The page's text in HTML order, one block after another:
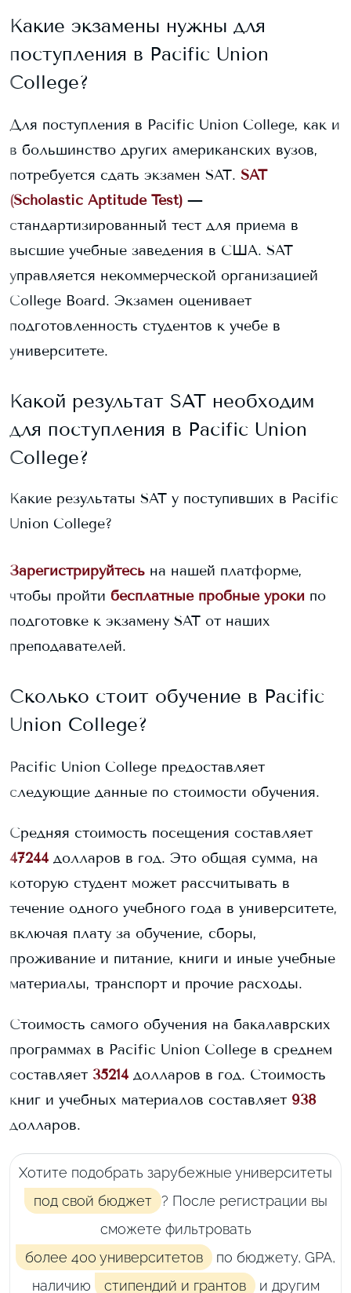
Какие экзамены нужны для
поступления в Pacific Union
College?
Для поступления в Pacific Union College, как и
в большинство других американских вузов,
потребуется сдать экзамен SAT. SAT
(Scholastic Aptitude Test) —
стандартизированный тест для приема в
высшие учебные заведения в США. SAT
управляется некоммерческой организацией
College Board. Экзамен оценивает
подготовленность студентов к учебе в
университете.
Какой результат SAT необходим
для поступления в Pacific Union
College?
Какие результаты SAT у поступивших в Pacific
Union College?
Зарегистрируйтесь на нашей платформе,
чтобы пройти бесплатные пробные уроки по
подготовке к экзамену SAT от наших
преподавателей.
Сколько стоит обучение в Pacific
Union College?
Pacific Union College предоставляет
следующие данные по стоимости обучения.
Средняя стоимость посещения составляет
47244 долларов в год. Это общая сумма, на
которую студент может рассчитывать в
течение одного учебного года в университете,
включая плату за обучение, сборы,
проживание и питание, книги и иные учебные
материалы, транспорт и прочие расходы.
Стоимость самого обучения на бакалаврских
программах в Pacific Union College в среднем
составляет 35214 долларов в год. Стоимость
книг и учебных материалов составляет 938
долларов.
Хотите подобрать зарубежные университеты
под свой бюджет ? После регистрации вы
сможете фильтровать
более 400 университетов
по бюджету, GPA,
наличию
стипендий и грантов и другим